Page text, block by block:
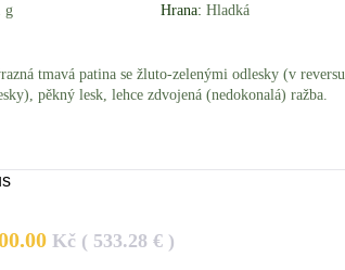
g Hrana: Hladká
tmavá patina se žluto-zelenými odlesky (v reversu
pěkný lesk, lehce zdvojená (nedokonalá) ražba.
Kč ( 533.28 € )